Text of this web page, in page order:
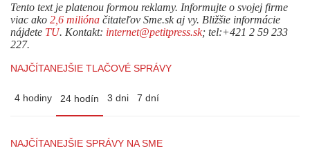
Tento text je platenou formou reklamy. Informujte o svojej firme
viac ako 2,6 milióna čitateľov Sme.sk aj vy. Bližšie informácie
nájdete TU. Kontakt: internet@petitpress.sk; tel:+421 2 59 233
227.
NAJČÍTANEJŠIE TLAČOVÉ SPRÁVY
4 hodiny 24 hodín 3 dni 7 dní
NAJČÍTANEJŠIE SPRÁVY NA SME